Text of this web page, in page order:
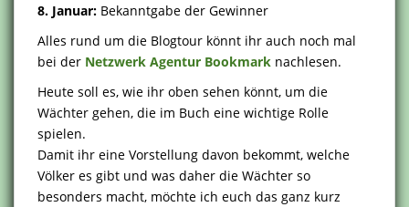
8. Januar: Bekanntgabe der Gewinner
Alles rund um die Blogtour könnt ihr auch noch mal
bei der Netzwerk Agentur Bookmark nachlesen.
Heute soll es, wie ihr oben sehen könnt, um die
Wächter gehen, die im Buch eine wichtige Rolle
spielen.
Damit ihr eine Vorstellung davon bekommt, welche
Völker es gibt und was daher die Wächter so
besonders macht, möchte ich euch das ganz kurz